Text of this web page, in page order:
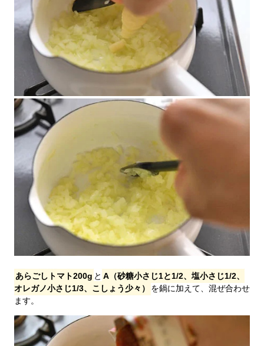
あらごしトマト200g と A（砂糖小さじ1と1/2、塩小さじ1/2、
オレガノ小さじ1/3、こしょう少々）
を鍋に加えて、混ぜ合わせ
ます。